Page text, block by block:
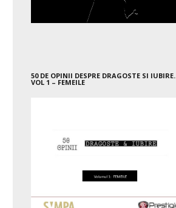
50 DE OPINII DESPRE DRAGOSTE SI IUBIRE.
VOL 1 – FEMEILE